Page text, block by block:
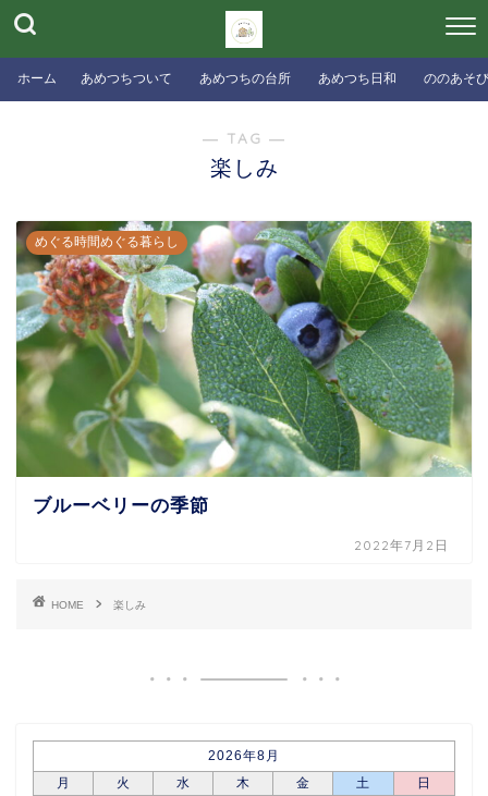
ホーム あめつちついて あめつちの台所 あめつち日和 ののあそ
― TAG ―
楽しみ
めぐる時間めぐる暮らし
ブルーベリーの季節
2022年7月2日
HOME 楽しみ
2026年8月
月
火 水 木 金 土
日